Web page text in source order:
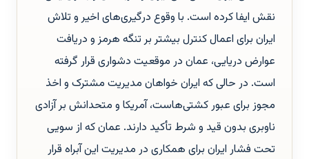
نقش ایفا کرده است. با وقوع درگیری‌های اخیر و تلاش
ایران برای اعمال کنترل بیشتر بر تنگه هرمز و دریافت
عوارض دریایی، عمان در موقعیت دشواری قرار گرفته
است. در حالی که ایران خواهان مدیریت مشترک و اخذ
مجوز برای عبور کشتی‌هاست، آمریکا و متحدانش بر آزادی
ناوبری بدون قید و شرط تأکید دارند. عمان که از سویی
تحت فشار ایران برای همکاری در مدیریت این آبراه قرار